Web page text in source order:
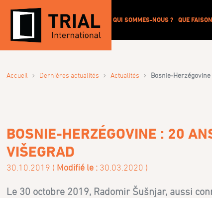
QUI SOMMES-NOUS ? QUE
Accueil › Dernières actualités › Actualités › Bosnie-
BOSNIE-HERZÉGOVINE : 20
VIŠEGRAD
30.10.2019 ( Modifié le : 30.03.2020 )
Le 30 octobre 2019, Radomir Šušnjar, aussi